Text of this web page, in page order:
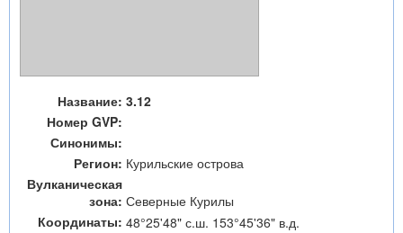
Название: 3.12
Номер GVP:
Синонимы:
Регион: Курильские острова
Вулканическая
зона: Северные Курилы
Координаты: 48°25'48" с.ш. 153°45'36" в.д.